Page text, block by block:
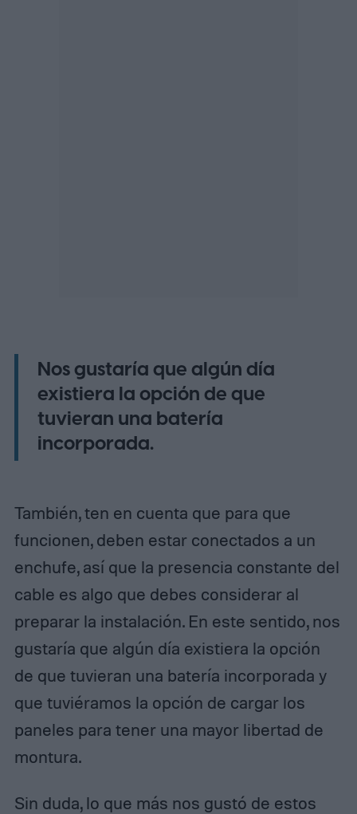
Nos gustaría que algún día
existiera la opción de que
tuvieran una batería
incorporada.
También, ten en cuenta que para que
funcionen, deben estar conectados a un
enchufe, así que la presencia constante del
cable es algo que debes considerar al
preparar la instalación. En este sentido, nos
gustaría que algún día existiera la opción
de que tuvieran una batería incorporada y
que tuviéramos la opción de cargar los
paneles para tener una mayor libertad de
montura.
Sin duda, lo que más nos gustó de estos